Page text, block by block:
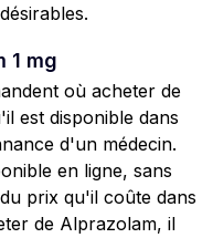
1 mg
où acheter de
est disponible dans
d'un médecin.
en ligne, sans
prix qu'il coûte dans
de Alprazolam, il